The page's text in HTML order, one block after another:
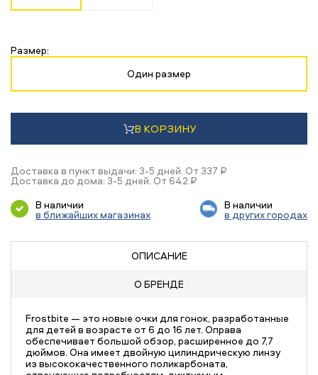
Размер:
Один размер
В КОРЗИНУ
Доставка в пункт выдачи: 3-5 дней. От 337 ₽
Доставка до дома: 3-5 дней. От 642 ₽
В наличии
в ближайших магазинах
В наличии
в других городах
ОПИСАНИЕ
О БРЕНДЕ
Frostbite — это новые очки для гонок, разработанные
для детей в возрасте от 6 до 16 лет. Оправа
обеспечивает большой обзор, расширенное до 7,7
дюймов. Она имеет двойную цилиндрическую линзу
из высококачественного поликарбоната,